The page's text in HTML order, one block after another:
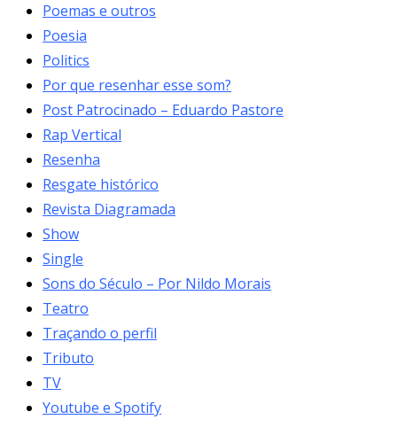
Poemas e outros
Poesia
Politics
Por que resenhar esse som?
Post Patrocinado – Eduardo Pastore
Rap Vertical
Resenha
Resgate histórico
Revista Diagramada
Show
Single
Sons do Século – Por Nildo Morais
Teatro
Traçando o perfil
Tributo
TV
Youtube e Spotify